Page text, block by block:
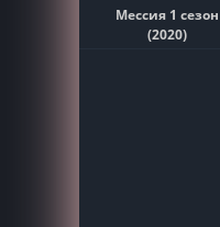
Мессия 1 сезон
(2020)